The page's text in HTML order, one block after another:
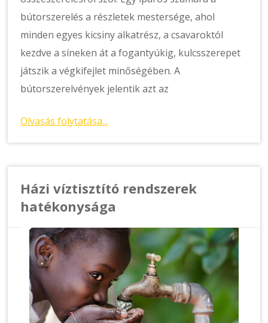
bútorszerelés a részletek mestersége, ahol
minden egyes kicsiny alkatrész, a csavaroktól
kezdve a síneken át a fogantyúkig, kulcsszerepet
játszik a végkifejlet minőségében. A
bútorszerelvények jelentik azt az
Olvasás folytatása...
Házi víztisztító rendszerek
hatékonysága